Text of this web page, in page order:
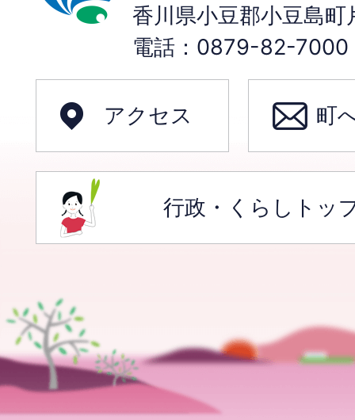
香川県小豆郡小豆島
電話：0879-82-7000
アクセス 町
行政・くらしトッ